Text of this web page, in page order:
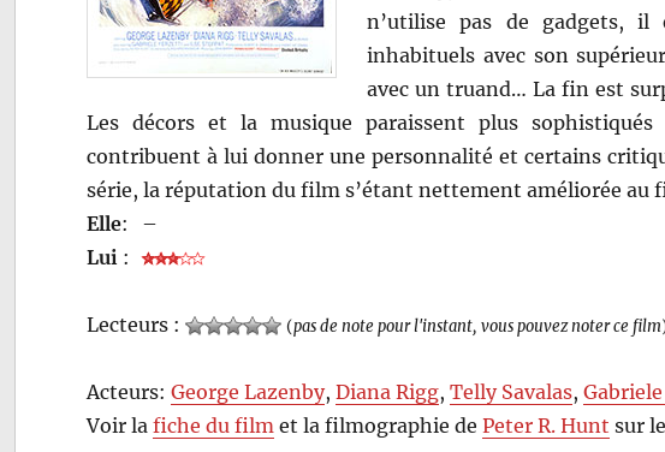
n’utilise pas de gadgets,
inhabituels avec son
avec un truand… La fin est
Les décors et la musique paraissent plus sophistiqués
contribuent à lui donner une personnalité et certains
série, la réputation du film s’étant nettement améliorée au
Elle:
–
Lui :
Lecteurs : (pas de note pour l'instant, vous pouvez noter ce film
Acteurs:George Lazenby,Diana Rigg,Telly Savalas,
Voir lafiche du film et la filmographie dePeter R. Hunt sur